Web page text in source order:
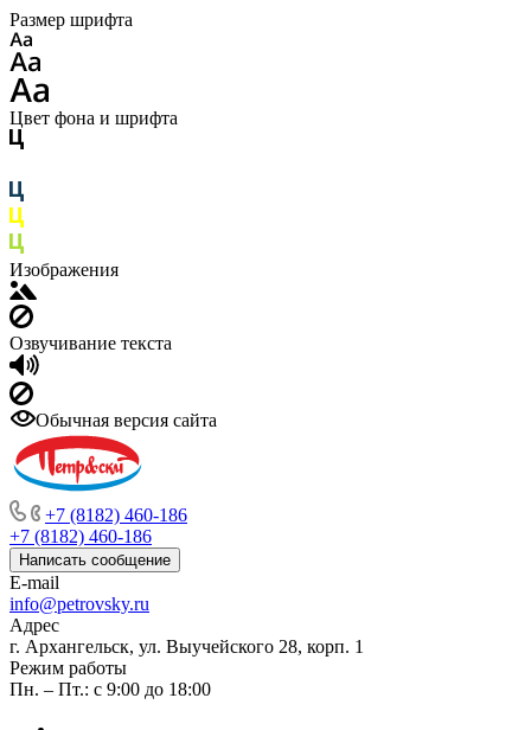
Размер шрифта
Цвет фона и шрифта
Изображения
Озвучивание текста
Обычная версия сайта
+7 (8182) 460-186
+7 (8182) 460-186
Написать сообщение
E-mail
info@petrovsky.ru
Адрес
г. Архангельск, ул. Выучейского 28, корп. 1
Режим работы
Пн. – Пт.: с 9:00 до 18:00